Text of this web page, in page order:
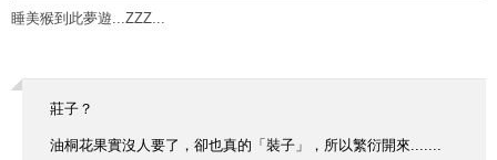
睡美猴到此夢遊...ZZZ...
莊子？
油桐花果實沒人要了，卻也真的「裝子」，所以繁衍開來.......